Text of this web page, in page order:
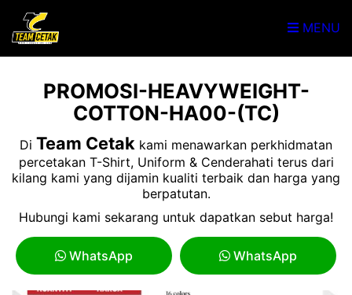
MENU
PROMOSI-HEAVYWEIGHT-
COTTON-HA00-(TC)
Di Team Cetak kami menawarkan perkhidmatan
percetakan T-Shirt, Uniform & Cenderahati terus dari
kilang kami yang dijamin kualiti terbaik dan harga yang
berpatutan.
Hubungi kami sekarang untuk dapatkan sebut harga!
WhatsApp WhatsApp